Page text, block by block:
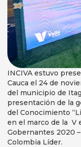
INCIVA estuvo
Cauca el 24 de
del municipio de
presentación de la
del Conocimiento
en el marco de la V
Gobernantes 2020
Colombia Líder.